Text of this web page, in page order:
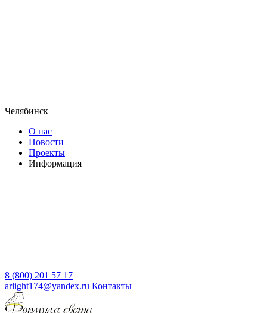
Челябинск
О нас
Новости
Проекты
Информация
8 (800) 201 57 17
arlight174@yandex.ru Контакты